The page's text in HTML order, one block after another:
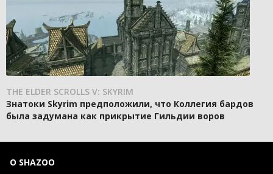
THE ELDER SCROLLS V: SKYRIM
Знатоки Skyrim предположили, что Коллегия бардов
была задумана как прикрытие Гильдии воров
О SHAZOO